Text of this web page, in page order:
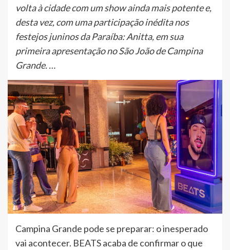
volta à cidade com um show ainda mais potente e,
desta vez, com uma participação inédita nos
festejos juninos da Paraíba: Anitta, em sua
primeira apresentação no São João de Campina
Grande. …
Campina Grande pode se preparar: o inesperado
vai acontecer. BEATS acaba de confirmar o que